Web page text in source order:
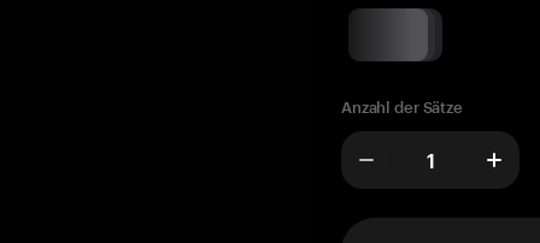
Anzahl der Sätze